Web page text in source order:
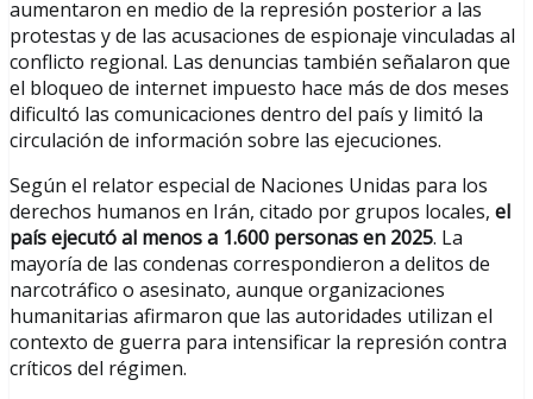
aumentaron en medio de la represión posterior a las
protestas y de las acusaciones de espionaje vinculadas al
conflicto regional. Las denuncias también señalaron que
el bloqueo de internet impuesto hace más de dos meses
dificultó las comunicaciones dentro del país y limitó la
circulación de información sobre las ejecuciones.
Según el relator especial de Naciones Unidas para los
derechos humanos en Irán, citado por grupos locales, el
país ejecutó al menos a 1.600 personas en 2025. La
mayoría de las condenas correspondieron a delitos de
narcotráfico o asesinato, aunque organizaciones
humanitarias afirmaron que las autoridades utilizan el
contexto de guerra para intensificar la represión contra
críticos del régimen.